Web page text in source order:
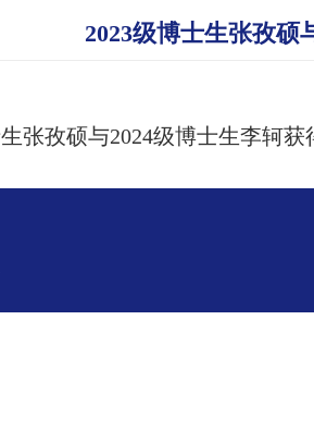
2023级博士生张孜硕
张孜硕与2024级博士生李轲